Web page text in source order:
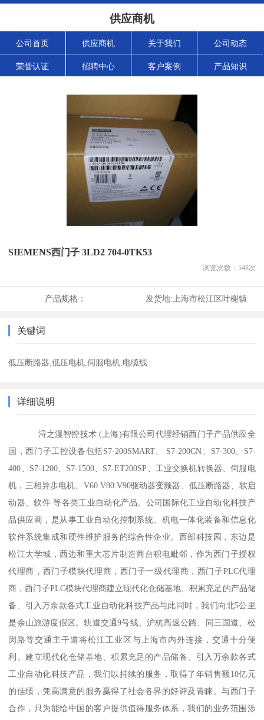
供应商机
公司首页 供应商机 关于我们 公司动态
荣誉认证 招聘中心 客户案例 产品知识
SIEMENS西门子 3LD2 704-0TK53
浏览次数： 548次
产品规格： 发货地: 上海市松江区叶榭镇
关键词
低压断路器,低压电机,伺服电机,电缆线
详细说明
浔之漫智控技术 (上海)有限公司代理经销西门子产品供应全
国，西门子工控设备包括S7-200SMART、 S7-200CN、S7-300、S7-
400、S7-1200、S7-1500、S7-ET200SP、工业交换机转换器、伺服电
机，三相异步电机、V60.V80.V90驱动器变频器、低压断路器、软启
动器、软件 等各类工业自动化产品。公司国际化工业自动化科技产
品供应商，是从事工业自动化控制系统、机电一体化装备和信息化
软件系统集成和硬件维护服务的综合性企业。西部科技园，东边是
松江大学城，西边和重大芯片制造商台积电毗邻，作为西门子授权
代理商，西门子模块代理商，西门子一级代理商，西门子PLC代理
商，西门子PLC模块代理商建立现代化仓储基地、积累充足的产品储
备、引入万余款各式工业自动化科技产品与此同时，我们向北5公里
是余山旅游度假区。轨道交通9号线、沪杭高速公路、同三国道、松
闵路等交通主干道将松江工业区与上海市内外连接，交通十分便
利。建立现代化仓储基地、积累充足的产品储备、引入万余款各式
工业自动化科技产品，我们以持续的服务，取得了年销售额10亿元
的佳绩，凭高满意的服务赢得了社会各界的好评及青睐。与西门子
合作，只为能给中国的客户提供值得服务体系，我们的业务范围涉